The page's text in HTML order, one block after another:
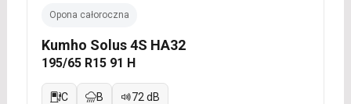
Opona całoroczna
Kumho Solus 4S HA32
195/65 R15 91 H
C B 72 dB